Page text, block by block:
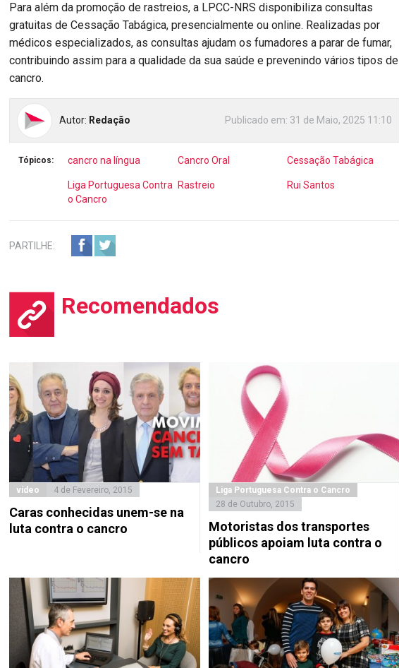
Para além da promoção de rastreios, a LPCC-NRS disponibiliza consultas
gratuitas de Cessação Tabágica, presencialmente ou online. Realizadas por
médicos especializados, as consultas ajudam os fumadores a parar de fumar,
contribuindo assim para a qualidade da sua saúde e prevenindo vários tipos de
cancro.
Autor: Redação Publicado em: 31 de Maio, 2025 11:10
Tópicos: cancro na língua Cancro Oral Cessação Tabágica
Liga Portuguesa Contra
o Cancro
Rastreio Rui Santos
PARTILHE:
Recomendados
vídeo 4 de Fevereiro, 2015
Caras conhecidas unem-se na
luta contra o cancro
Liga Portuguesa Contra o Cancro
28 de Outubro, 2015
Motoristas dos transportes
públicos apoiam luta contra o
cancro